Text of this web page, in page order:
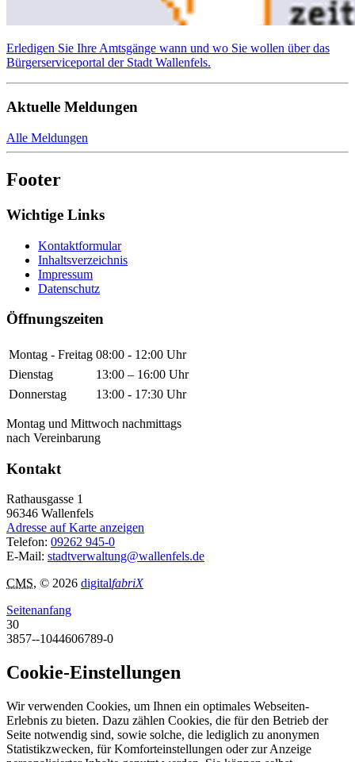
Erledigen Sie Ihre Amtsgänge wann und wo Sie wollen über das
Bürgerserviceportal der Stadt Wallenfels.
Aktuelle Meldungen
Alle Meldungen
Footer
Wichtige Links
Kontaktformular
Inhaltsverzeichnis
Impressum
Datenschutz
Öffnungszeiten
Montag - Freitag 08:00 - 12:00 Uhr
Dienstag
13:00 – 16:00 Uhr
Donnerstag
13:00 - 17:30 Uhr
Montag und Mittwoch nachmittags
nach Vereinbarung
Kontakt
Rathausgasse 1
96346 Wallenfels
Adresse auf Karte anzeigen
Telefon: 09262 945-0
E-Mail: stadtverwaltung@wallenfels.de
CMS, © 2026 digitalfabriX
Seitenanfang
30
3857--1044606789-0
Cookie-Einstellungen
Wir verwenden Cookies, um Ihnen ein optimales Webseiten-
Erlebnis zu bieten. Dazu zählen Cookies, die für den Betrieb der
Seite notwendig sind, sowie solche, die lediglich zu anonymen
Statistikzwecken, für Komforteinstellungen oder zur Anzeige